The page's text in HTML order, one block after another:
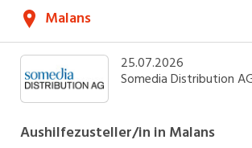
INSERAT ANSEHEN
Malans
25.07.2026
Somedia Distribution
Aushilfezusteller/in in Malans